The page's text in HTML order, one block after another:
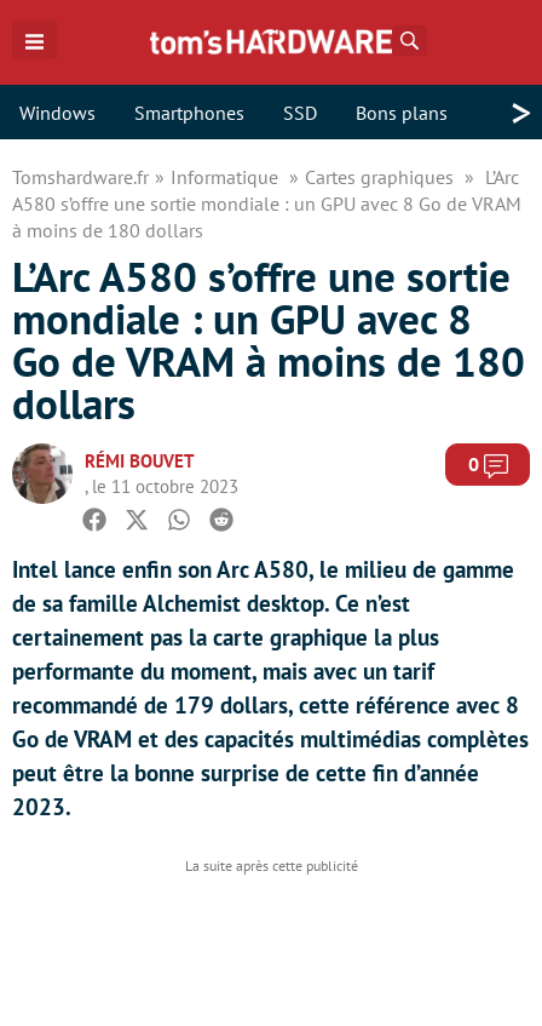
Windows Smartphones SSD Bons plans >
Tomshardware.fr Informatique Cartes graphiques
L’Arc
A580 s’offre une sortie mondiale : un GPU avec 8 Go de VRAM
à moins de 180 dollars
L’Arc A580 s’offre une sortie
mondiale : un GPU avec 8
Go de VRAM à moins de 180
dollars
RÉMI BOUVET
, le 11 octobre 2023
0
Facebook
TwitterWhatsapp
Reddit
Intel lance enfin son Arc A580, le milieu de gamme
de sa famille Alchemist desktop. Ce n’est
certainement pas la carte graphique la plus
performante du moment, mais avec un tarif
recommandé de 179 dollars, cette référence avec 8
Go de VRAM et des capacités multimédias complètes
peut être la bonne surprise de cette fin d’année
2023.